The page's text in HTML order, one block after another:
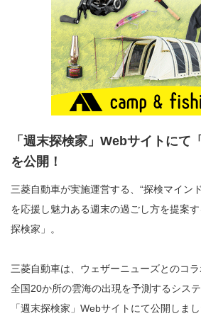
「週末探検家」Webサイトにて
を公開！
三菱自動車が実施運営する、“探検マイン
を応援し魅力ある週末の過ごし方を提案
探検家」。
三菱自動車は、ウェザーニューズとのコラ
全国20か所の雲海の出現を予測するシス
「週末探検家」Webサイトにて公開しまし